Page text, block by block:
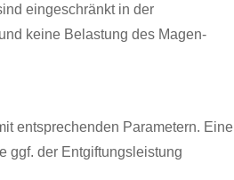
eingeschränkt in der
keine Belastung des Magen-
entsprechenden Parametern. Eine
ggf. der Entgiftungsleistung